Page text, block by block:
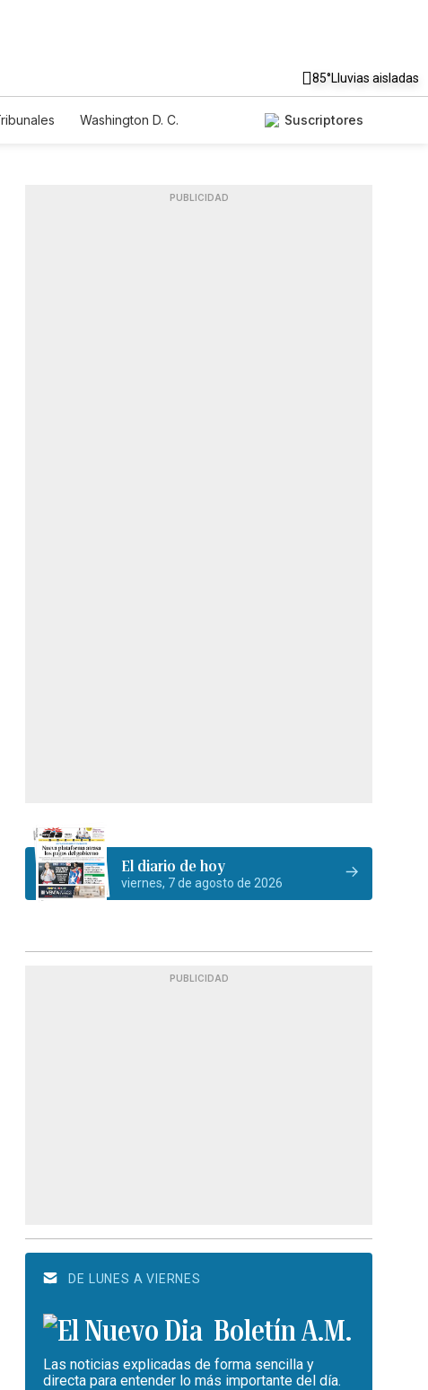
85°Lluvias aisladas
Washington D. C.
Suscriptores
PUBLICIDAD
El diario de hoy
viernes, 7 de agosto de 2026
PUBLICIDAD
DE LUNES A VIERNES
Boletín A.M.
Las noticias explicadas de forma sencilla y
directa para entender lo más importante del día.